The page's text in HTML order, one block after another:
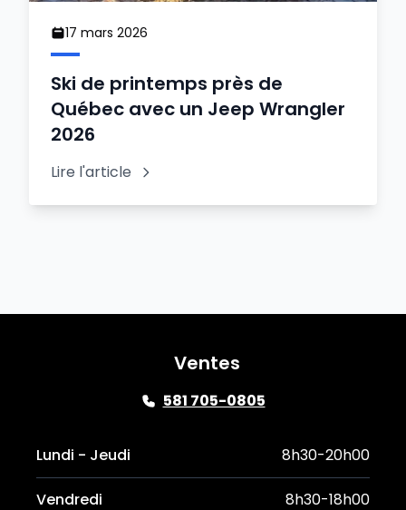
17 mars 2026
Ski de printemps près de
Québec avec un Jeep Wrangler
2026
Lire l'article
Ventes
581 705-0805
Lundi - Jeudi 8h30-20h00
Vendredi 8h30-18h00